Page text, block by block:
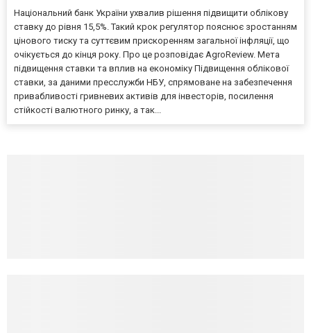
Національний банк України ухвалив рішення підвищити облікову
ставку до рівня 15,5%. Такий крок регулятор пояснює зростанням
цінового тиску та суттєвим прискоренням загальної інфляції, що
очікується до кінця року. Про це розповідає AgroReview. Мета
підвищення ставки та вплив на економіку Підвищення облікової
ставки, за даними пресслужби НБУ, спрямоване на забезпечення
привабливості гривневих активів для інвесторів, посилення
стійкості валютного ринку, а так...